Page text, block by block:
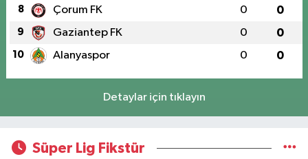
8 Çorum FK 0 0
9 Gaziantep FK 0 0
10 Alanyaspor 0 0
Detaylar için tıklayın
Süper Lig Fikstür